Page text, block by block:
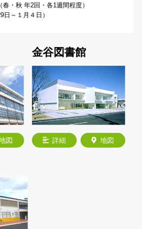
・秋 年2回・各1週間程度）
日～１月４日）
図 詳細 地図
金谷図書館